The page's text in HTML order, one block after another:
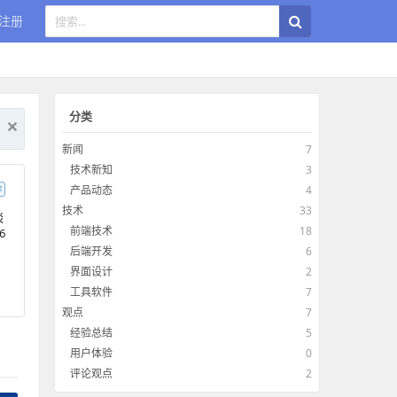
册
分类
新闻
7
技术新知
3
产品动态
4
技术
33
前端技术
18
后端开发
6
界面设计
2
工具软件
7
观点
7
经验总结
5
用户体验
0
评论观点
2